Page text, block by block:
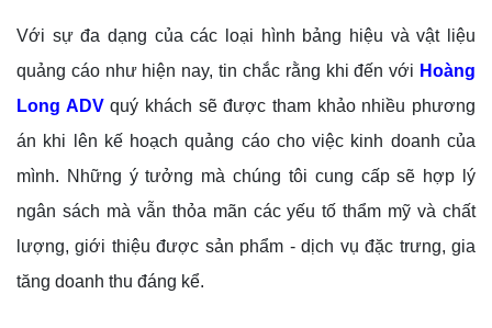
Với sự đa dạng của các loại hình bảng hiệu và vật liệu
quảng cáo như hiện nay, tin chắc rằng khi đến với Hoàng
Long ADV quý khách sẽ được tham khảo nhiều phương
án khi lên kế hoạch quảng cáo cho việc kinh doanh của
mình. Những ý tưởng mà chúng tôi cung cấp sẽ hợp lý
ngân sách mà vẫn thỏa mãn các yếu tố thẩm mỹ và chất
lượng, giới thiệu được sản phẩm - dịch vụ đặc trưng, gia
tăng doanh thu đáng kể.